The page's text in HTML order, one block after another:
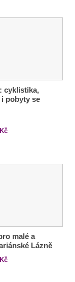
cyklistika,
pobyty se
Kč
malé a
Lázně
Kč